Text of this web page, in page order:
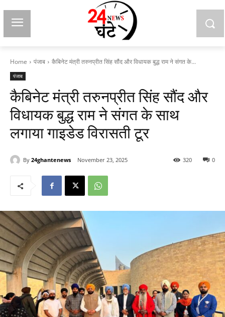
Home पंजाब कैबिनेट मंत्री तरुनप्रीत सिंह सौंद और विधायक बुद्ध राम ने संगत के...
पंजाब
कैबिनेट मंत्री तरुनप्रीत सिंह सौंद और
विधायक बुद्ध राम ने संगत के साथ
लगाया गाइडेड विरासती टूर
By 24ghantenews November 23, 2025 0
320